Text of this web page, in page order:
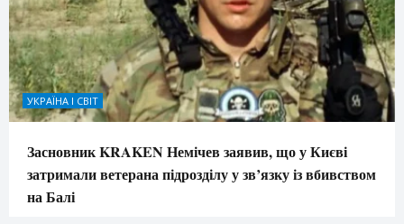
УКРАЇНА І СВІТ
Засновник KRAKEN Немічев заявив, що у Києві
затримали ветерана підрозділу у зв’язку із вбивством
на Балі